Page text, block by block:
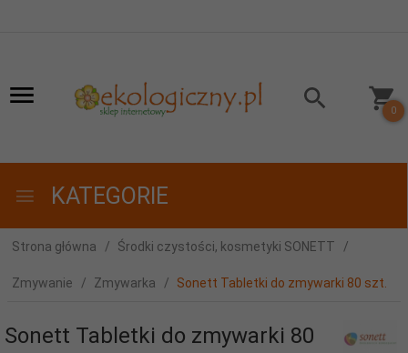
0
KATEGORIE
Strona główna Środki czystości, kosmetyki SONETT
Zmywanie Zmywarka Sonett Tabletki do zmywarki 80 szt.
Sonett Tabletki do zmywarki 80